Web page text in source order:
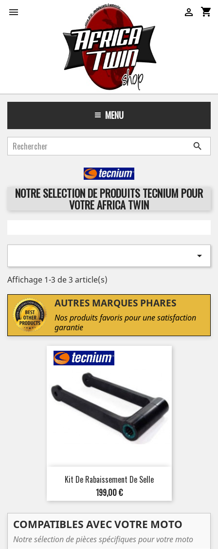
 shopping_cart

MENU

NOTRE SELECTION DE PRODUITS TECNIUM POUR
VOTRE AFRICA TWIN

Affichage 1-3 de 3 article(s)
AUTRES MARQUES PHARES
Nos produits favoris pour une satisfaction
garantie
Kit De Rabaissement De Selle
Prix
199,00 €
COMPATIBLES AVEC VOTRE MOTO
Notre sélection de pièces spécifiques pour votre moto